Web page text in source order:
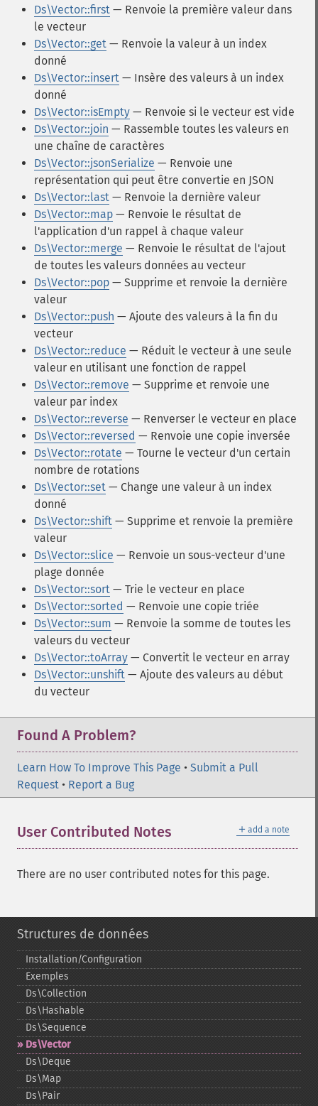
Ds\Vector::first — Renvoie la première valeur dans
le vecteur
Ds\Vector::get — Renvoie la valeur à un index
donné
Ds\Vector::insert — Insère des valeurs à un index
donné
Ds\Vector::isEmpty — Renvoie si le vecteur est vide
Ds\Vector::join — Rassemble toutes les valeurs en
une chaîne de caractères
Ds\Vector::jsonSerialize — Renvoie une
représentation qui peut être convertie en JSON
Ds\Vector::last — Renvoie la dernière valeur
Ds\Vector::map — Renvoie le résultat de
l'application d'un rappel à chaque valeur
Ds\Vector::merge — Renvoie le résultat de l'ajout
de toutes les valeurs données au vecteur
Ds\Vector::pop — Supprime et renvoie la dernière
valeur
Ds\Vector::push — Ajoute des valeurs à la fin du
vecteur
Ds\Vector::reduce — Réduit le vecteur à une seule
valeur en utilisant une fonction de rappel
Ds\Vector::remove — Supprime et renvoie une
valeur par index
Ds\Vector::reverse — Renverser le vecteur en place
Ds\Vector::reversed — Renvoie une copie inversée
Ds\Vector::rotate — Tourne le vecteur d'un certain
nombre de rotations
Ds\Vector::set — Change une valeur à un index
donné
Ds\Vector::shift — Supprime et renvoie la première
valeur
Ds\Vector::slice — Renvoie un sous-vecteur d'une
plage donnée
Ds\Vector::sort — Trie le vecteur en place
Ds\Vector::sorted — Renvoie une copie triée
Ds\Vector::sum — Renvoie la somme de toutes les
valeurs du vecteur
Ds\Vector::toArray — Convertit le vecteur en array
Ds\Vector::unshift — Ajoute des valeurs au début
du vecteur
Found A Problem?
Learn How To Improve This Page • Submit a Pull
Request • Report a Bug
＋ add a note
User Contributed Notes
There are no user contributed notes for this page.
Structures de données
Installation/Configuration
Exemples
Ds\Collection
Ds\Hashable
Ds\Sequence
Ds\Vector
Ds\Deque
Ds\Map
Ds\Pair